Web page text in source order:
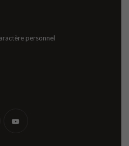
personnelS’ouvre